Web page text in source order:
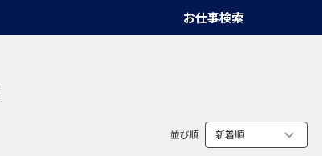
お仕事検索
並び順